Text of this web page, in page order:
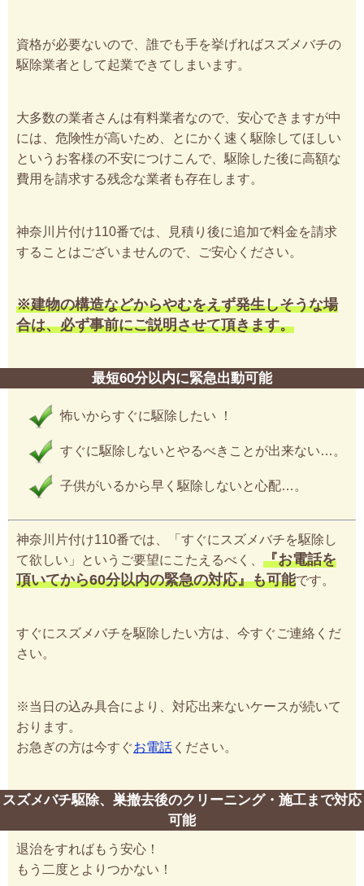
資格が必要ないので、誰でも手を挙げればスズメバチの
駆除業者として起業できてしまいます。
大多数の業者さんは有料業者なので、安心できますが中
には、危険性が高いため、とにかく速く駆除してほしい
というお客様の不安につけこんで、駆除した後に高額な
費用を請求する残念な業者も存在します。
神奈川片付け110番では、見積り後に追加で料金を請求
することはございませんので、ご安心ください。
※建物の構造などからやむをえず発生しそうな場
合は、必ず事前にご説明させて頂きます。
最短60分以内に緊急出動可能
怖いからすぐに駆除したい ！
すぐに駆除しないとやるべきことが出来ない…。
子供がいるから早く駆除しないと心配…。
神奈川片付け110番では、「すぐにスズメバチを駆除し
て欲しい」というご要望にこたえるべく、 『お電話を
頂いてから60分以内の緊急の対応』も可能です。
すぐにスズメバチを駆除したい方は、今すぐご連絡くだ
さい。
※当日の込み具合により、対応出来ないケースが続いて
おります。
お急ぎの方は今すぐお電話 ください。
スズメバチ駆除、巣撤去後のクリーニング・施工まで対応
可能
退治をすればもう安心！
もう二度とよりつかない！